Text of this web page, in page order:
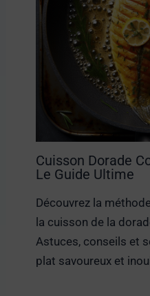
Cuisson Dorade
Le Guide Ultime
Découvrez la
la cuisson de la
Astuces, conseils et
plat savoureux et